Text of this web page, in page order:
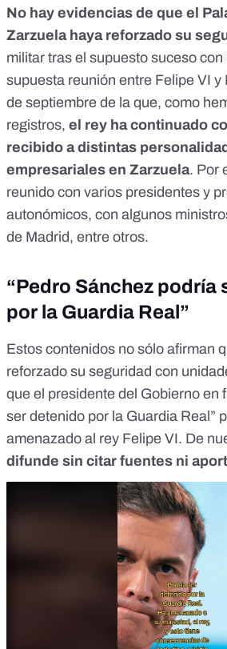
No hay evidencias de que el
Zarzuela haya reforzado su
militar tras el supuesto suceso
supuesta reunión entre Felipe VI y
de septiembre de la que, como
registros, el rey ha continuado
recibido a distintas
empresariales en Zarzuela. Por
reunido con varios presidentes y
autonómicos, con algunos
de Madrid, entre otros.
“Pedro Sánchez podría
por la Guardia Real”
Estos contenidos no sólo afirman
reforzado su seguridad con
que el presidente del Gobierno en
ser detenido por la Guardia Real ”
amenazado al rey Felipe VI. De
difunde sin citar fuentes ni